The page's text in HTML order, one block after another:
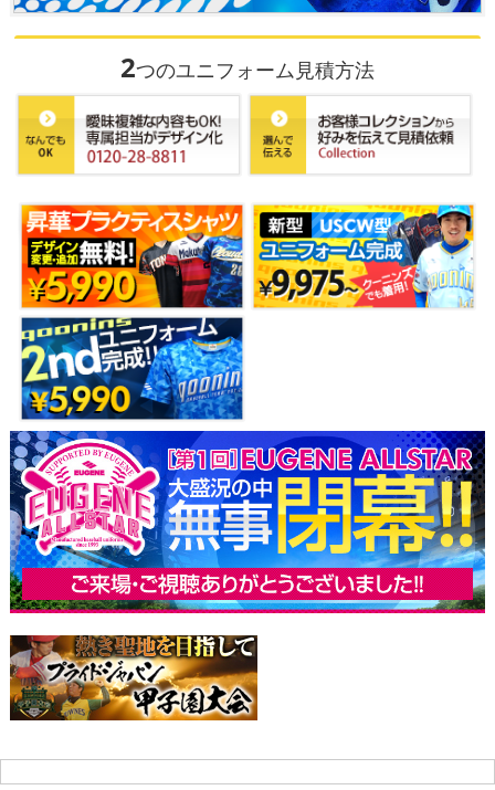
2つのユニフォーム見積方法